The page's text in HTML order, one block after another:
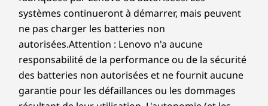
ThinkCentre M70t 6e génération,
offrant des transferts de données à
haute vitesse, une diffusion vidéo fluide
et une charge efficace de l'appareil.
Connectez plusieurs périphériques tout
en gardant votre espace de travail
organisé.
*WiFi ®7 nécessite le système d’exploitation Windows 11,
ainsi qu’un routeur WiFi 7 séparé et/ou d’autres appareils de
réseau pour répondre aux exigences complètes du WiFi 7. Il
est rétrocompatible avec les normes WiFi précédentes et
disponible uniquement dans les pays où le WiFi 7 est pris en
systèmes continueront à démarrer, mais peuvent
ne pas charger les batteries non
autorisées.Attention : Lenovo n'a aucune
responsabilité de la performance ou de la sécurité
des batteries non autorisées et ne fournit aucune
garantie pour les défaillances ou les dommages